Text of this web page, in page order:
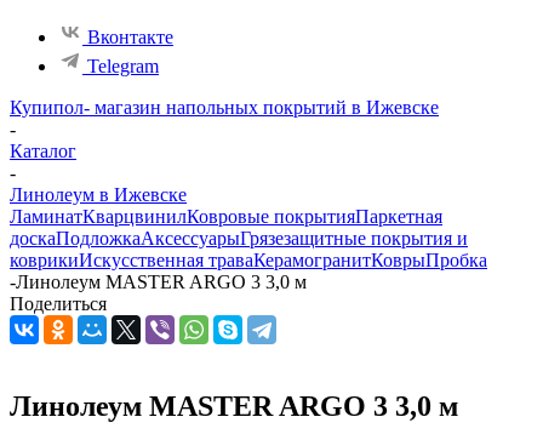
Вконтакте
Telegram
Купипол- магазин напольных покрытий в Ижевске
-
Каталог
-
Линолеум в Ижевске
ЛаминатКварцвинилКовровые покрытияПаркетная
доскаПодложкаАксессуарыГрязезащитные покрытия и
коврикиИскусственная траваКерамогранитКоврыПробка
-Линолеум MASTER ARGO 3 3,0 м
Поделиться
Линолеум MASTER ARGO 3 3,0 м